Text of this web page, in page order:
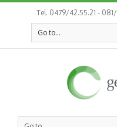
Tel. 0479/42.55.21 - 081/
Go to...